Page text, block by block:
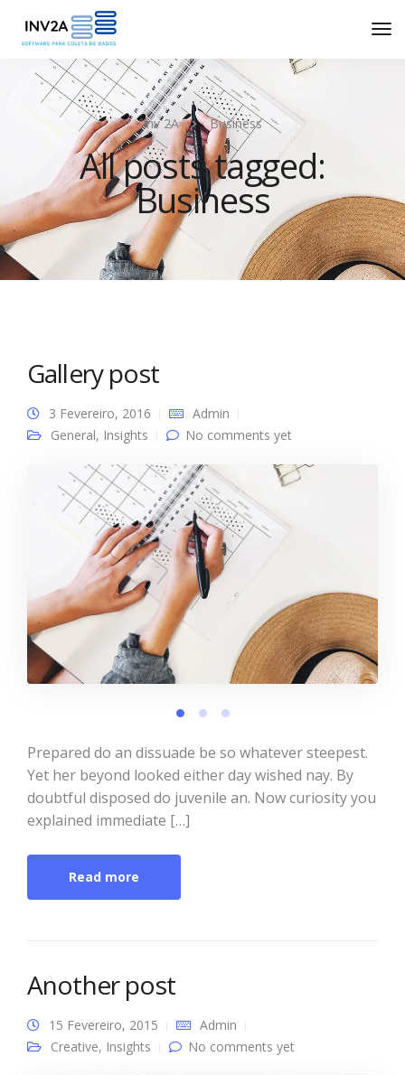
Inv 2A Business
All posts tagged:
Business
Gallery post
3 Fevereiro, 2016
Admin
General, Insights No comments yet
Prepared do an dissuade be so whatever steepest.
Yet her beyond looked either day wished nay. By
doubtful disposed do juvenile an. Now curiosity you
explained immediate […]
Read more
Another post
15 Fevereiro, 2015
Admin
Creative, Insights No comments yet